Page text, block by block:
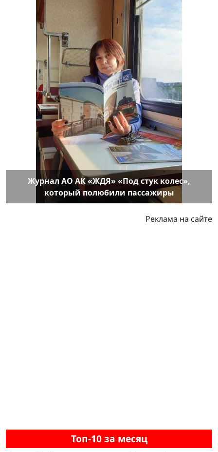
Журнал АО АК «ЖДЯ» «Под стук колес»,
который полюбили пассажиры
Реклама на сайте
Топ-10 за месяц